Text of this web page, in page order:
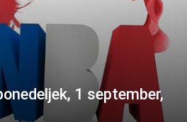
1 september,